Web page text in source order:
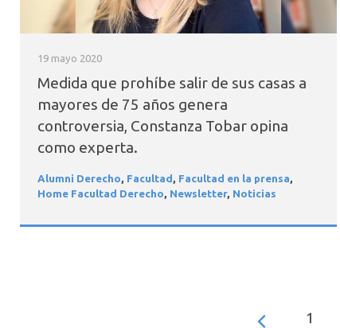
19 mayo 2020
Medida que prohíbe salir de sus casas a
mayores de 75 años genera
controversia, Constanza Tobar opina
como experta.
Alumni Derecho, Facultad, Facultad en la prensa,
Home Facultad Derecho, Newsletter, Noticias
1